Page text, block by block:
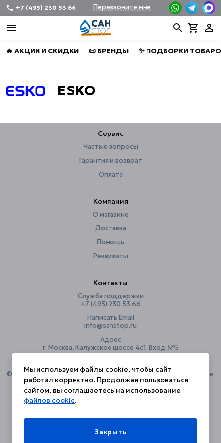
+7 (495) 230 53 66 Перезвоните мне
🔥 АКЦИИ И СКИДКИ 📜 БРЕНДЫ ✨ ПОДБОРКИ
ESKO
Сервис
Частые вопросы
Гарантия и возврат
Оплата
Компания
О магазине
Доставка
Помощь
Реквизиты
Контакты
Служба поддержки
+7 (495) 230 53 66
Написать Email
info@sanstop.ru
Адрес
г. Москва, Калужское шоссе 4с1. Вход №5
© 2018–2026 САНСТОП — Ваш эксперт в надежной сантехнике.
Более 8 лет на рынке.⭐️
Политика конфиденциальности
Мы используем файлы cookie, чтобы сайт
работал корректно. Продолжая пользоваться
сайтом, вы соглашаетесь на использование
файлов cookie.
Закрыть